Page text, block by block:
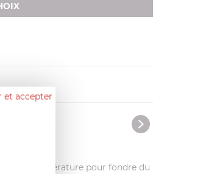
basse température pour fondre du
et accepter